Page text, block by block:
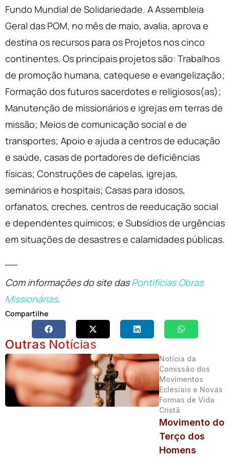
Fundo Mundial de Solidariedade. A Assembleia
Geral das POM, no mês de maio, avalia, aprova e
destina os recursos para os Projetos nos cinco
continentes. Os principais projetos são: Trabalhos
de promoção humana, catequese e evangelização;
Formação dos futuros sacerdotes e religiosos(as);
Manutenção de missionários e igrejas em terras de
missão; Meios de comunicação social e de
transportes; Apoio e ajuda a centros de educação
e saúde, casas de portadores de deficiências
físicas; Construções de capelas, igrejas,
seminários e hospitais; Casas para idosos,
orfanatos, creches, centros de reeducação social
e dependentes químicos; e Subsídios de urgências
em situações de desastres e calamidades públicas.
Com informações do site dasPontifícias Obras
Missionárias.
Compartilhe
Outras Notícias
Notícia da
Comissão dos
Movimentos
Eclesiais e Novas
Formas de Vida
Cristã
Movimento do
Terço dos
Homens